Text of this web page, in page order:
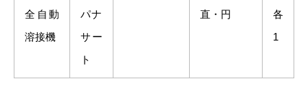
全自動
溶接機
パナ
サー
ト
直・円
各
1